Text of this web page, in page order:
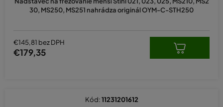
30, MS250, MS251 nahrádza originál OYM-C-STH250
€145,81 bez DPH
€179,35
Kód:11231201612